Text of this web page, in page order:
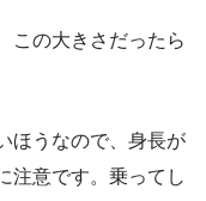
この大きさだったら
ほうなので、身長が
注意です。乗ってし